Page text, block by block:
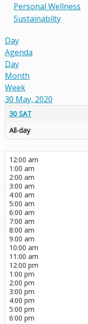
Personal Wellness
Sustainabilty
Day
Agenda
Day
Month
Week
30 May, 2020
30 SAT
All-day
12:00 am
1:00 am
2:00 am
3:00 am
4:00 am
5:00 am
6:00 am
7:00 am
8:00 am
9:00 am
10:00 am
11:00 am
12:00 pm
1:00 pm
2:00 pm
3:00 pm
4:00 pm
5:00 pm
6:00 pm